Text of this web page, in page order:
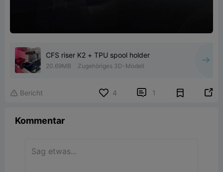
CFS riser K2 + TPU spool holder
20.69MB Zugehöriges 3D-Modell
 Bericht 4  1 
Kommentar